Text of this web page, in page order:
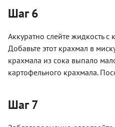
Шаг 6
Аккуратно слейте жидкость с
Добавьте этот крахмал в
крахмала из сока выпало
картофельного крахмала.
Шаг 7